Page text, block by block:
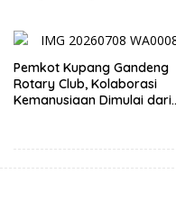
Pemkot Kupang Gandeng
Rotary Club, Kolaborasi
Kemanusiaan Dimulai dari